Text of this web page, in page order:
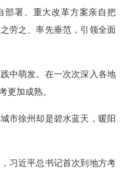
部署、重大改革方案亲自把
劳之、率先垂范，引领全面
萌发。在一次次深入各地
更加成熟。
徐州却是碧水蓝天，暖阳
近平总书记首次到地方考